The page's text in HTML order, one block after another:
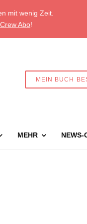
mit wenig Zeit.
Abo!
MEIN BUCH
MEHR NEWS-